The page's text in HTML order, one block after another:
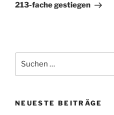
213-fache gestiegen
nach:
NEUESTE BEITRÄGE